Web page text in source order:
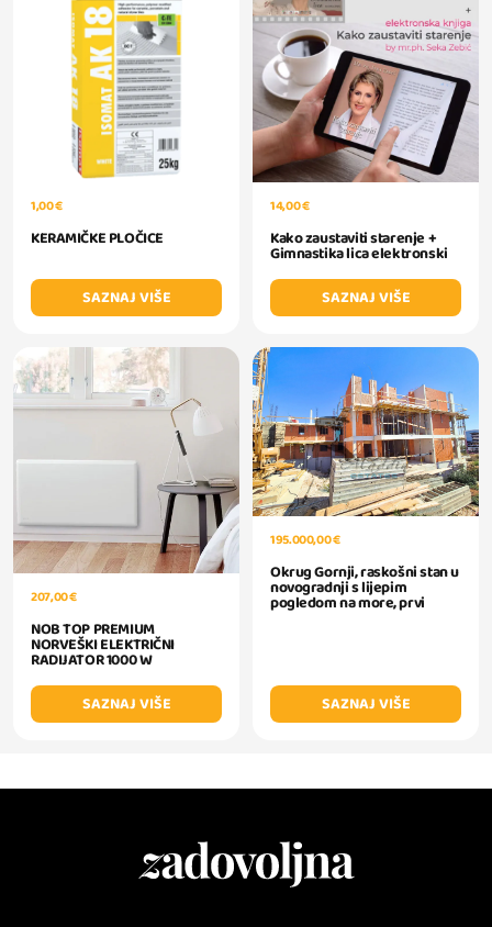
1,00 €
KERAMIČKE PLOČICE
SAZNAJ VIŠE
14,00 €
Kako zaustaviti starenje +
Gimnastika lica elektronski
SAZNAJ VIŠE
207,00 €
NOB TOP PREMIUM
NORVEŠKI ELEKTRIČNI
RADIJATOR 1000 W
SAZNAJ VIŠE
195.000,00 €
Okrug Gornji, raskošni stan u
novogradnji s lijepim
pogledom na more, prvi
SAZNAJ VIŠE